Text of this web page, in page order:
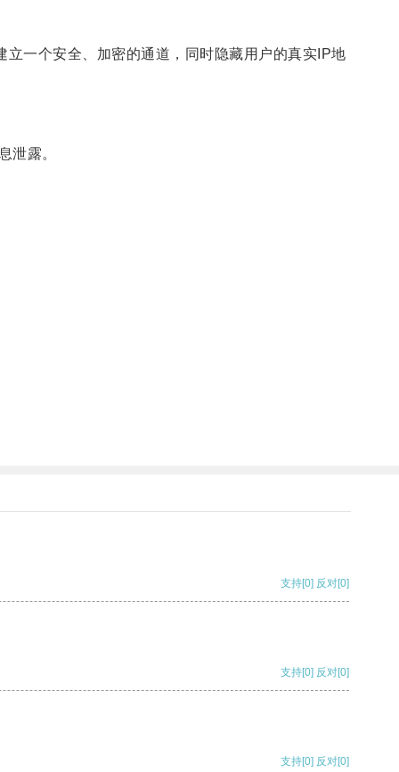
一个安全、加密的通道，同时隐藏用户的真实IP地
泄露。
支持[0] 反对[0]
支持[0] 反对[0]
支持[0] 反对[0]